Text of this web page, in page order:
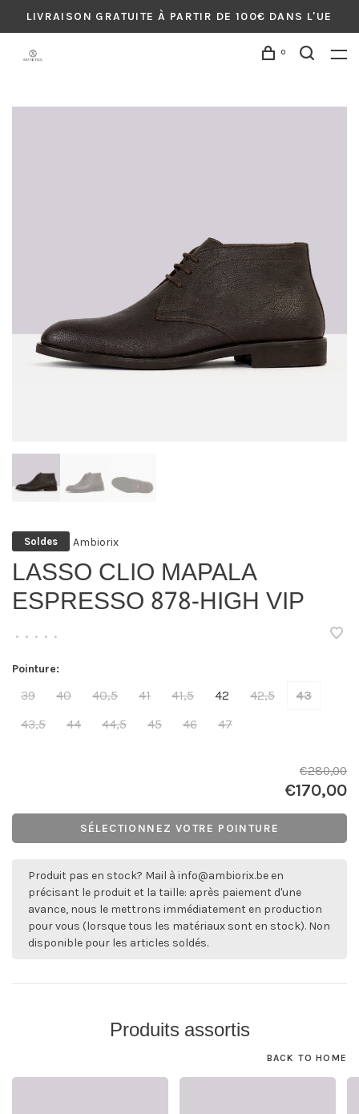
LIVRAISON GRATUITE À PARTIR DE 100€ DANS L'UE
0
Soldes Ambiorix
LASSO CLIO MAPALA
ESPRESSO 878-HIGH VIP
• • • • •
Pointure:
39 40 40,5 41 41,5 42 42,5
43
43,5
44 44,5 45 46 47
€280,00
€170,00
SÉLECTIONNEZ VOTRE POINTURE
Produit pas en stock? Mail à info@ambiorix.be en
précisant le produit et la taille: après paiement d'une
avance, nous le mettrons immédiatement en production
pour vous (lorsque tous les matériaux sont en stock). Non
disponible pour les articles soldés.
Produits assortis
BACK TO HOME